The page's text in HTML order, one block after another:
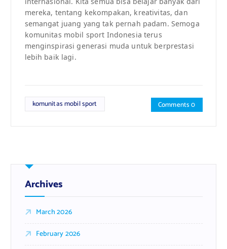
mereka, tentang kekompakan, kreativitas, dan
semangat juang yang tak pernah padam. Semoga
komunitas mobil sport Indonesia terus
menginspirasi generasi muda untuk berprestasi
lebih baik lagi.
komunitas mobil sport Comments 0
Archives
March 2026
February 2026